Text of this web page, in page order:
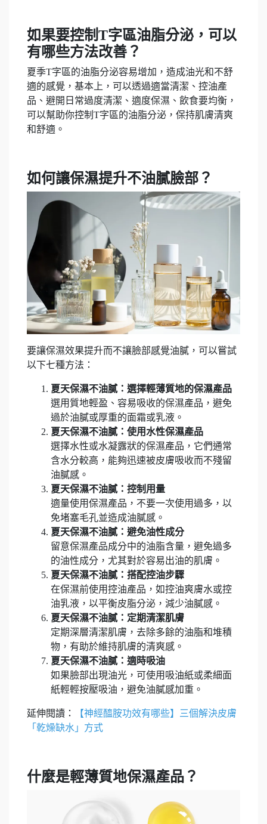
如果要控制T字區油脂分泌，可以
有哪些方法改善？
夏季T字區的油脂分泌容易增加，造成油光和不舒
適的感覺，基本上，可以透過適當清潔、控油產
品、避開日常過度清潔、適度保濕、飲食要均衡，
可以幫助你控制T字區的油脂分泌，保持肌膚清爽
和舒適。
如何讓保濕提升不油膩臉部？
要讓保濕效果提升而不讓臉部感覺油膩，可以嘗試
以下七種方法：
夏天保濕不油膩：選擇輕薄質地的保濕產品
選用質地輕盈、容易吸收的保濕產品，避免
過於油膩或厚重的面霜或乳液。
夏天保濕不油膩：使用水性保濕產品
選擇水性或水凝露狀的保濕產品，它們通常
含水分較高，能夠迅速被皮膚吸收而不殘留
油膩感。
夏天保濕不油膩：控制用量
適量使用保濕產品，不要一次使用過多，以
免堵塞毛孔並造成油膩感。
夏天保濕不油膩：避免油性成分
留意保濕產品成分中的油脂含量，避免過多
的油性成分，尤其對於容易出油的肌膚。
夏天保濕不油膩：搭配控油步驟
在保濕前使用控油產品，如控油爽膚水或控
油乳液，以平衡皮脂分泌，減少油膩感。
夏天保濕不油膩：定期清潔肌膚
定期深層清潔肌膚，去除多餘的油脂和堆積
物，有助於維持肌膚的清爽感。
夏天保濕不油膩：適時吸油
如果臉部出現油光，可使用吸油紙或柔細面
紙輕輕按壓吸油，避免油膩感加重。
延伸閱讀：
【神經醯胺功效有哪些】三個解決皮膚
「乾燥缺水」方式
什麼是輕薄質地保濕產品？